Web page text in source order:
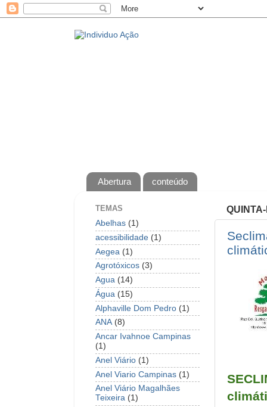
Abertura conteúdo
TEMAS
Abelhas (1)
acessibilidade (1)
Aegea (1)
Agrotóxicos (3)
Agua (14)
Água (15)
Alphaville Dom Pedro (1)
ANA (8)
Ancar Ivahnoe Campinas
(1)
Anel Viário (1)
Anel Viario Campinas (1)
Anel Viário Magalhães
Teixeira (1)